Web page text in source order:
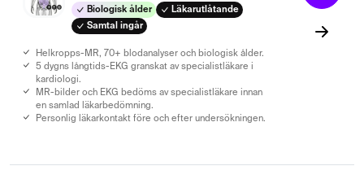
Biologisk ålder
Läkarutlåtande
Samtal ingår
Helkropps-MR, 70+ blodanalyser och biologisk ålder.
5 dygns långtids-EKG granskat av specialistläkare i
kardiologi.
MR-bilder och EKG bedöms av specialistläkare innan
en samlad läkarbedömning.
Personlig läkarkontakt före och efter undersökningen.